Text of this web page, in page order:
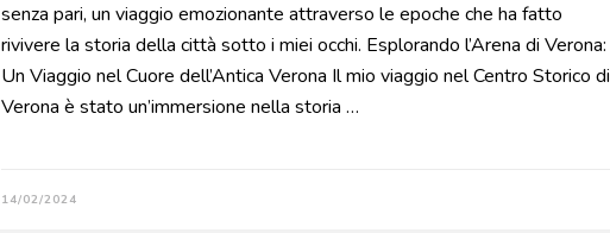
senza pari, un viaggio emozionante attraverso le epoche che ha fatto
rivivere la storia della città sotto i miei occhi. Esplorando l’Arena di Verona:
Un Viaggio nel Cuore dell’Antica Verona Il mio viaggio nel Centro Storico di
Verona è stato un’immersione nella storia …
14/02/2024